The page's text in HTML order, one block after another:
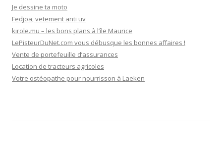
Je dessine ta moto
Fedjoa, vetement anti uv
kirole.mu – les bons plans à l’île Maurice
LePisteurDuNet.com vous débusque les bonnes affaires !
Vente de portefeuille d’assurances
Location de tracteurs agricoles
Votre ostéopathe pour nourrisson à Laeken